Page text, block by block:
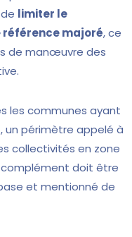
limiter le
référence majoré, ce
de manœuvre des
les communes ayant
un périmètre appelé à
collectivités en zone
complément doit être
et mentionné de